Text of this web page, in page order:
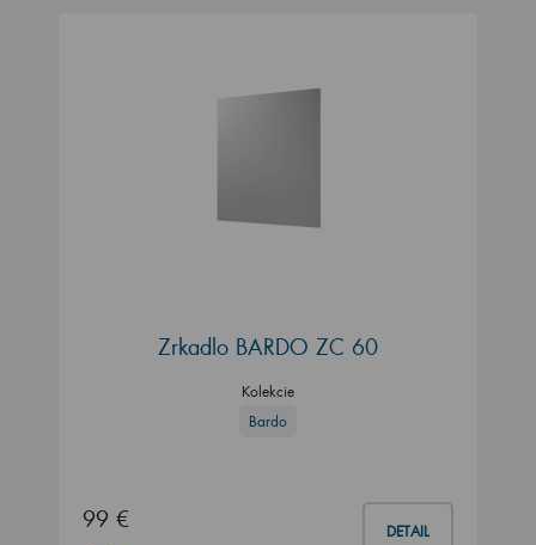
Zrkadlo BARDO ZC 60
Kolekcie
Bardo
99 € DETAIL